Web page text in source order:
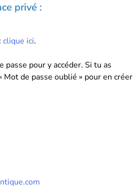
privé :
clique ici.
pour y accéder. Si tu as
de passe oublié » pour en créer